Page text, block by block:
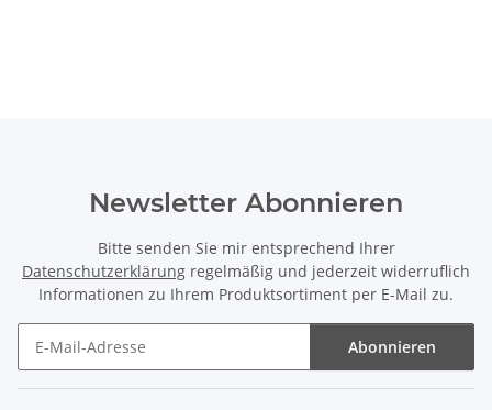
Newsletter Abonnieren
Bitte senden Sie mir entsprechend Ihrer
Datenschutzerklärung regelmäßig und jederzeit widerruflich
Informationen zu Ihrem Produktsortiment per E-Mail zu.
Abonnieren